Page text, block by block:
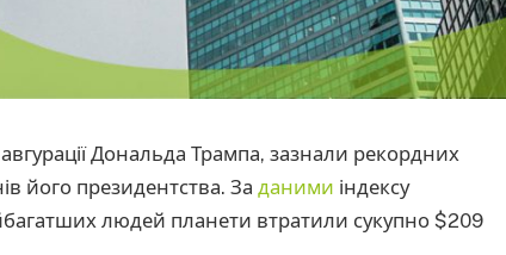
Дональда Трампа, зазнали рекордних
його президентства. За даними індексу
людей планети втратили сукупно $209